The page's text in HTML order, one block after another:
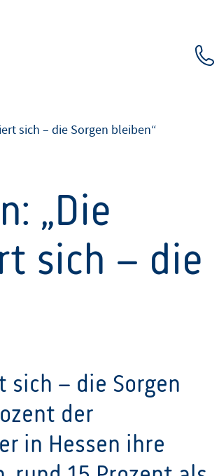
sich – die Sorgen bleiben“
„Die
sich – die
– die Sorgen
der
in Hessen ihre